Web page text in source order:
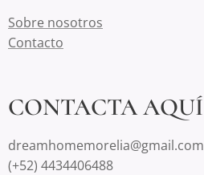
Sobre nosotros
Contacto
CONTACTA AQUÍ
dreamhomemorelia@gmail.com
(+52) 4434406488